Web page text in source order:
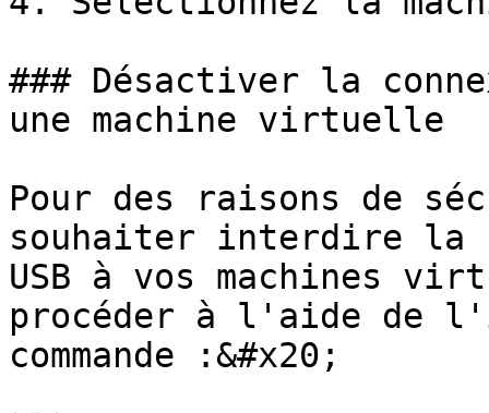
### Désactiver la
une machine virtuelle
Pour des raisons de
souhaiter interdire la
USB à vos machines
procéder à l'aide de
commande :&#x20;